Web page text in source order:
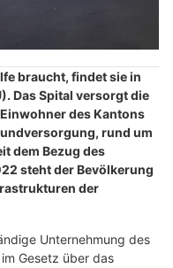
braucht, findet sie in
Das Spital versorgt die
des Kantons
rund um
dem Bezug des
steht der Bevölkerung
der
Unternehmung des
Gesetz über das